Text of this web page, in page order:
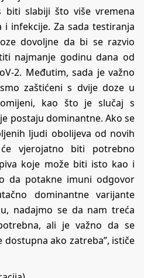
slabiji što više vremena
infekcije. Za sada testiranja
dovoljne da bi se razvio
najmanje godinu dana od
2. Međutim, sada je važno
zaštićeni s dvije doze u
kao što je slučaj s
postaju dominantne. Ako se
ljudi obolijeva od novih
vjerojatno biti potrebno
koje može biti isto kao i
da potakne imuni odgovor
dominantne varijante
nadajmo se da nam treća
ali je važno da se
ako zatreba”, ističe